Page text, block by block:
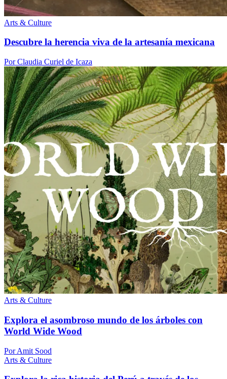
Arts & Culture
Descubre la herencia viva de la artesanía mexicana
Por Claudia Curiel de Icaza
Arts & Culture
Explora el asombroso mundo de los árboles con
World Wide Wood
Por Amit Sood
Arts & Culture